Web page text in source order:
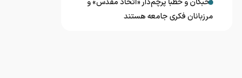
نخبگان و خطبا پرچم‌دار «اتحاد مقدس» و
مرزبانان فکری جامعه هستند